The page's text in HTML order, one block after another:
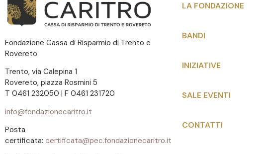
Fondazione Cassa di Risparmio di Trento e
Rovereto
Trento, via Calepina 1
Rovereto, piazza Rosmini 5
T 0461 232050 | F 0461 231720
info@fondazionecaritro.it
Posta
certificata: certificata@pec.fondazionecaritro.it
LA FONDAZIONE
BANDI
INIZIATIVE
SALE EVENTI
CONTATTI